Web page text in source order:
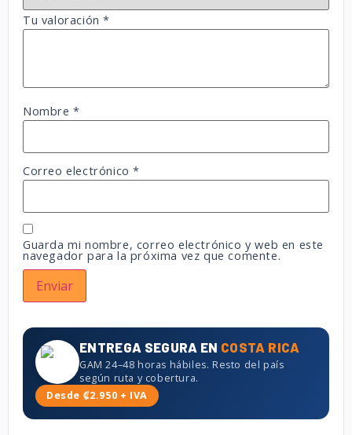
Tu valoración*
Nombre*
Correo electrónico*
Guarda mi nombre, correo electrónico y web en este
navegador para la próxima vez que comente.
ENTREGA SEGURA EN COSTA RICA
GAM 24–48 horas hábiles. Resto del país
según ruta y cobertura.
Desde ₡2.950 + IVA